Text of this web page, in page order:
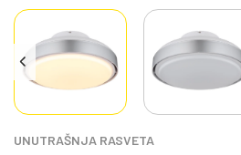
UNUTRAŠNJA RASVETA